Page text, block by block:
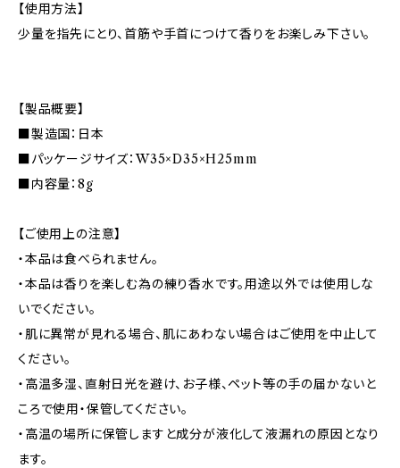
【使用方法】
少量を指先にとり、首筋や手首につけて香りをお楽しみ下さい。
【製品概要】
■製造国：日本
■パッケージサイズ：W35×D35×H25mm
■内容量：8g
【ご使用上の注意】
・本品は食べられません。
・本品は香りを楽しむ為の練り香水です。用途以外では使用しな
いでください。
・肌に異常が見れる場合、肌にあわない場合はご使用を中止して
ください。
・高温多湿、直射日光を避け、お子様、ペット等の手の届かないと
ころで使用・保管してください。
・高温の場所に保管しますと成分が液化して液漏れの原因となり
ます。